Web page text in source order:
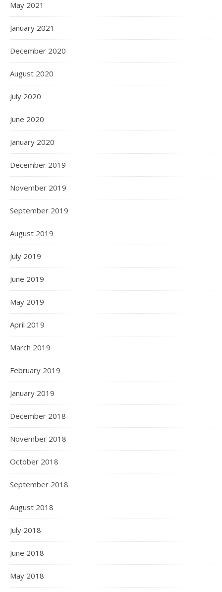
May 2021
January 2021
December 2020
August 2020
July 2020
June 2020
January 2020
December 2019
November 2019
September 2019
August 2019
July 2019
June 2019
May 2019
April 2019
March 2019
February 2019
January 2019
December 2018
November 2018
October 2018
September 2018
August 2018
July 2018
June 2018
May 2018